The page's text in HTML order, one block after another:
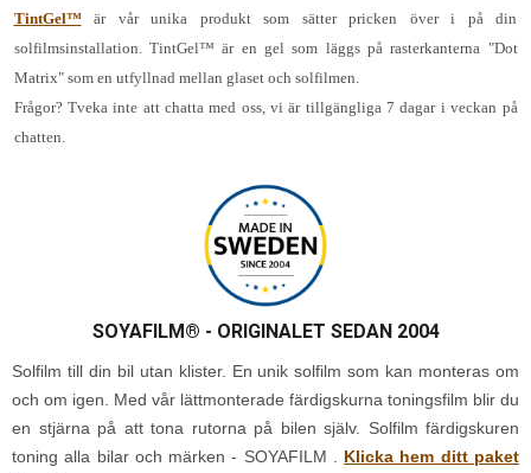
TintGel™är vår unika produkt som sätter pricken över i på din
solfilmsinstallation. TintGel™ är en gel som läggs på rasterkanterna "Dot
Matrix" som en utfyllnad mellan glaset och solfilmen.
Frågor? Tveka inte att chatta med oss, vi är tillgängliga 7 dagar i veckan på
chatten.
SOYAFILM® - ORIGINALET SEDAN 2004
Solfilm till din bil utan klister. En unik solfilm som kan monteras om
och om igen. Med vår lättmonterade färdigskurna toningsfilm blir du
en stjärna på att tona rutorna på bilen själv. Solfilm färdigskuren
toning alla bilar och märken - SOYAFILM . Klicka hem ditt paket